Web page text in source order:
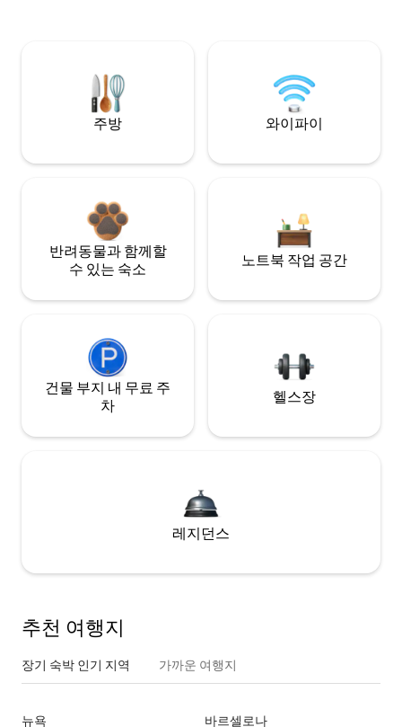
주방 와이파이
반려동물과 함께할
수 있는 숙소
노트북 작업 공간
건물 부지 내 무료 주
차
헬스장
레지던스
추천 여행지
장기 숙박 인기 지역 가까운 여행지
뉴욕 바르셀로나